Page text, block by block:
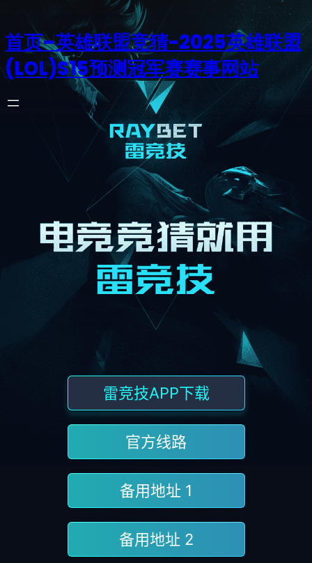
首页–英雄联盟竞猜-2025英雄联盟
(LOL)S15预测冠军赛赛事网站